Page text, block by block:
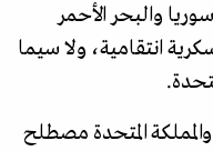
والبحر الأحمر
انتقامية، ولا سيما
المتحدة مصطلح